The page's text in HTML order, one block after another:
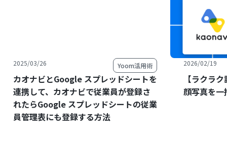
2025/03/26 Yoom活用術
カオナビとGoogle スプレッドシートを
連携して、カオナビで従業員が登録さ
れたらGoogle スプレッドシートの従業
員管理表にも登録する方法
2026/02/19
【ラクラ
顔写真を一